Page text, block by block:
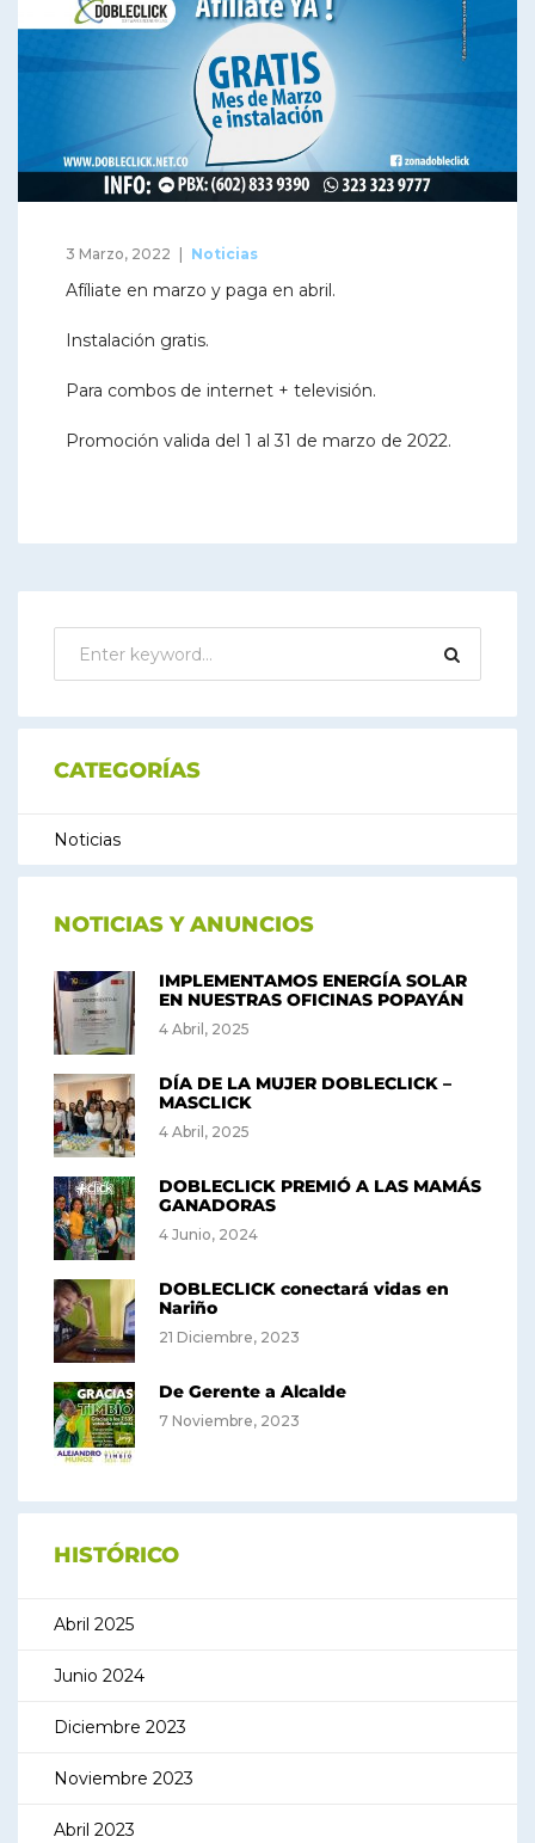
3 Marzo, 2022 Noticias
Afíliate en marzo y paga en abril.
Instalación gratis.
Para combos de internet + televisión.
Promoción valida del 1 al 31 de marzo de 2022.
CATEGORÍAS
Noticias
NOTICIAS Y ANUNCIOS
IMPLEMENTAMOS ENERGÍA SOLAR
EN NUESTRAS OFICINAS POPAYÁN
4 Abril, 2025
DÍA DE LA MUJER DOBLECLICK –
MASCLICK
4 Abril, 2025
DOBLECLICK PREMIÓ A LAS MAMÁS
GANADORAS
4 Junio, 2024
DOBLECLICK conectará vidas en
Nariño
21 Diciembre, 2023
De Gerente a Alcalde
7 Noviembre, 2023
HISTÓRICO
Abril 2025
Junio 2024
Diciembre 2023
Noviembre 2023
Abril 2023